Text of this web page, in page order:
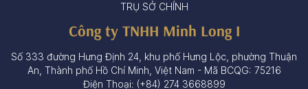
TRỤ SỞ CHÍNH
Công ty TNHH Minh Long I
Số 333 đường Hưng Định 24, khu phố Hưng Lộc, phường Thuận
An, Thành phố Hồ Chí Minh, Việt Nam - Mã BCQG: 75216
Điện Thoại: (+84) 274 3668899